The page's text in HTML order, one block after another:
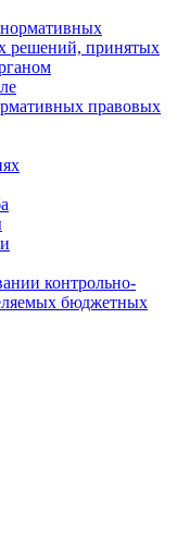
решений, принятых
правовых
контрольно-
бюджетных